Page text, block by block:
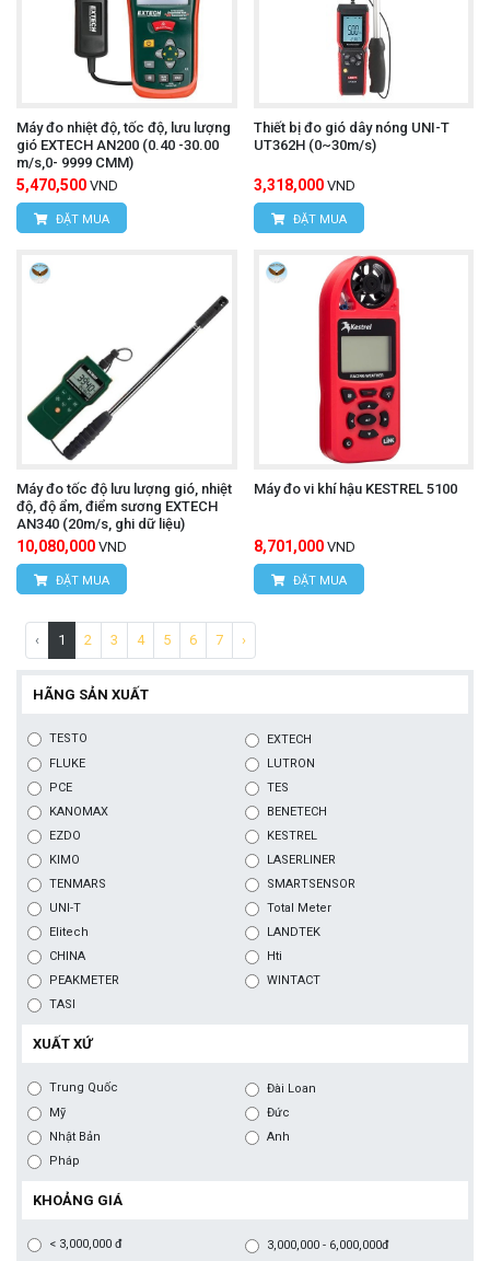
Máy đo nhiệt độ, tốc độ, lưu lượng
gió EXTECH AN200 (0.40 -30.00
m/s,0- 9999 CMM)
5,470,500 VND
ĐẶT MUA
Thiết bị đo gió dây nóng UNI-T
UT362H (0~30m/s)
3,318,000 VND
ĐẶT MUA
Máy đo tốc độ lưu lượng gió, nhiệt
độ, độ ẩm, điểm sương EXTECH
AN340 (20m/s, ghi dữ liệu)
10,080,000 VND
ĐẶT MUA
Máy đo vi khí hậu KESTREL 5100
8,701,000 VND
ĐẶT MUA
‹ 1 2 3 4 5 6 7 ›
HÃNG SẢN XUẤT
TESTO
EXTECH
FLUKE
LUTRON
PCE
TES
KANOMAX
BENETECH
EZDO
KESTREL
KIMO
LASERLINER
TENMARS
SMARTSENSOR
UNI-T
Total Meter
Elitech
LANDTEK
CHINA
Hti
PEAKMETER
WINTACT
TASI
XUẤT XỨ
Trung Quốc
Đài Loan
Mỹ
Đức
Nhật Bản
Anh
Pháp
KHOẢNG GIÁ
< 3,000,000 đ
3,000,000 - 6,000,000đ